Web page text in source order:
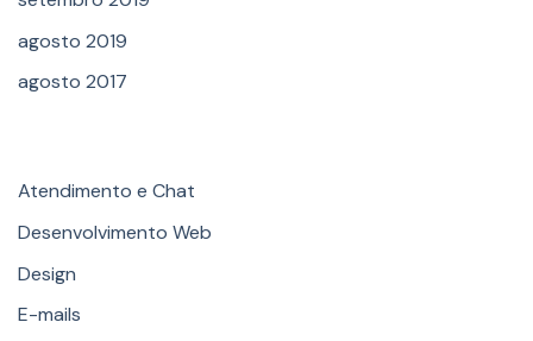
agosto 2019
agosto 2017
Atendimento e Chat
Desenvolvimento Web
Design
E-mails